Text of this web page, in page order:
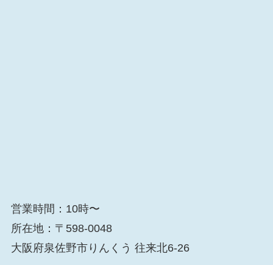
営業時間：10時〜
所在地：〒598-0048
大阪府泉佐野市りんくう 往来北6-26